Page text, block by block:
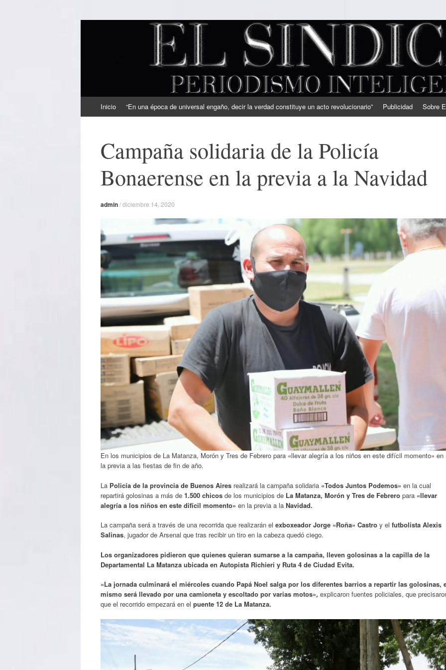
EL SINDICAL
Periodismo Inteligente
al
Inicio “En una época de universal engaño, decir la verdad constituye un acto revolucionario” Publicidad Sobre
Campaña solidaria de la Policía
Bonaerense en la previa a la Navidad
admin/diciembre 14, 2020
En los municipios de La Matanza, Morón y Tres de Febrero para «llevar alegría a los niños en este difícil momento» en
la previa a las fiestas de fin de año.
La Policía de la provincia de Buenos Aires realizará la campaña solidaria «Todos Juntos Podemos» en la cual
repartirá golosinas a más de 1.500 chicos de los municipios de La Matanza, Morón y Tres de Febrero para «llevar
alegría a los niños en este difícil momento» en la previa a la Navidad.
La campaña será a través de una recorrida que realizarán el exboxeador Jorge «Roña» Castro y el futbolista Alexis
Salinas, jugador de Arsenal que tras recibir un tiro en la cabeza quedó ciego.
Los organizadores pidieron que quienes quieran sumarse a la campaña, lleven golosinas a la capilla de la
Departamental La Matanza ubicada en Autopista Richieri y Ruta 4 de Ciudad Evita.
«La jornada culminará el miércoles cuando Papá Noel salga por los diferentes barrios a repartir las golosinas,
mismo será llevado por una camioneta y escoltado por varias motos», explicaron fuentes policiales, que
que el recorrido empezará en el puente 12 de La Matanza.